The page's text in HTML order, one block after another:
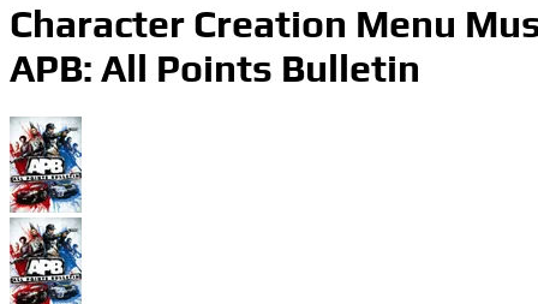
Character Creation Menu
APB: All Points Bulletin